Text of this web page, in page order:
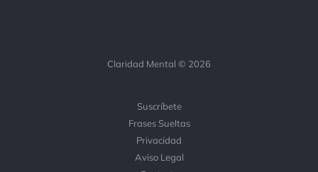
Claridad Mental © 2026
Suscríbete
Frases Sueltas
Privacidad
Aviso Legal